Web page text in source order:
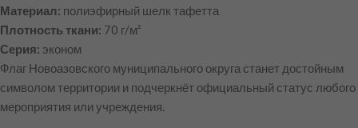
Материал: полиэфирный шелк тафетта
Плотность ткани: 70 г/м²
Серия: эконом
Флаг Новоазовского муниципального округа станет достойным
символом территории и подчеркнёт официальный статус любого
мероприятия или учреждения.